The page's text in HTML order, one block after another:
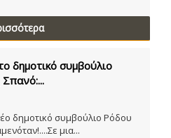
δημοτικό συμβούλιο
δημοτικό συμβούλιο Ρόδου
μια...